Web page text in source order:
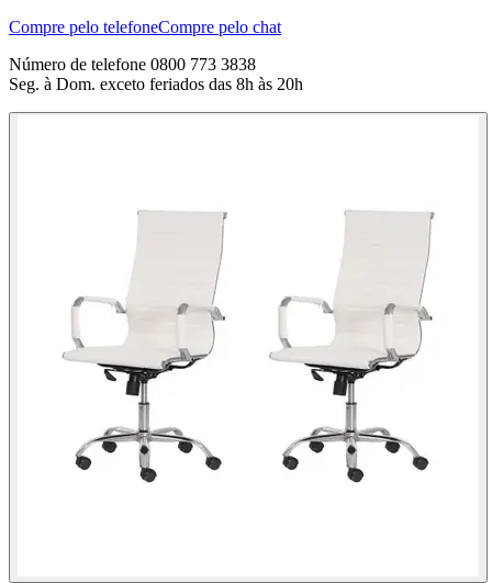
Compre pelo telefoneCompre pelo chat
Número de telefone 0800 773 3838
Seg. à Dom. exceto feriados das 8h às 20h